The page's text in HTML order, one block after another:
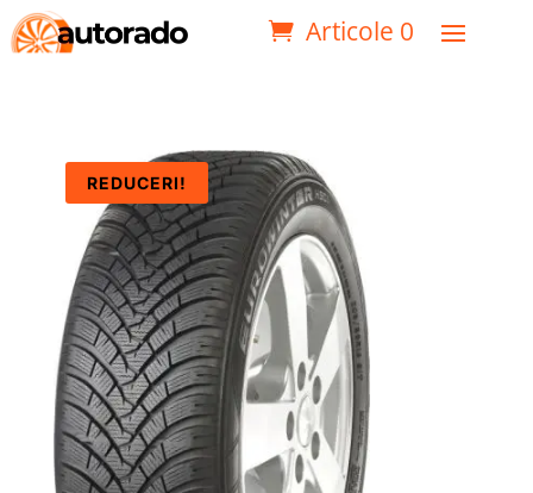
Articole 0
REDUCERI!